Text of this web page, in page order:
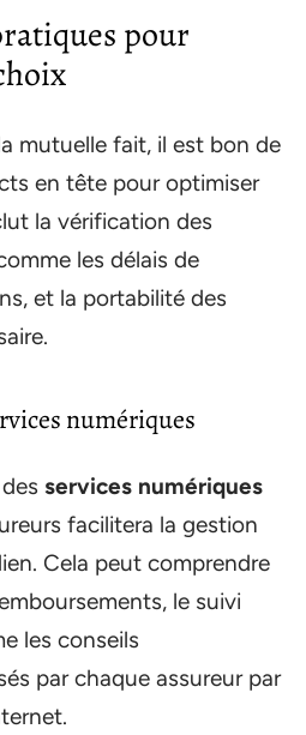
pour
mutuelle fait, il est bon de
en tête pour optimiser
la vérification des
les délais de
et la portabilité des
numériques
services numériques
facilitera la gestion
Cela peut comprendre
le suivi
les conseils
par chaque assureur par